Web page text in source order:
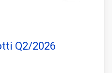
Q2/2026